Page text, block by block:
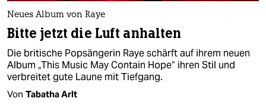
Neues Album von Raye
Bitte jetzt die Luft anhalten
Die britische Popsängerin Raye schärft auf ihrem neuen
Album „This Music May Contain Hope“ ihren Stil und
verbreitet gute Laune mit Tiefgang.
Von Tabatha Arlt